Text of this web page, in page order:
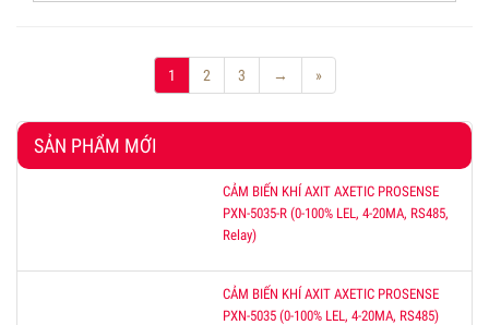
1 2 3 → »
SẢN PHẨM MỚI
CẢM BIẾN KHÍ AXIT AXETIC PROSENSE
PXN-5035-R (0-100% LEL, 4-20MA, RS485,
Relay)
CẢM BIẾN KHÍ AXIT AXETIC PROSENSE
PXN-5035 (0-100% LEL, 4-20MA, RS485)